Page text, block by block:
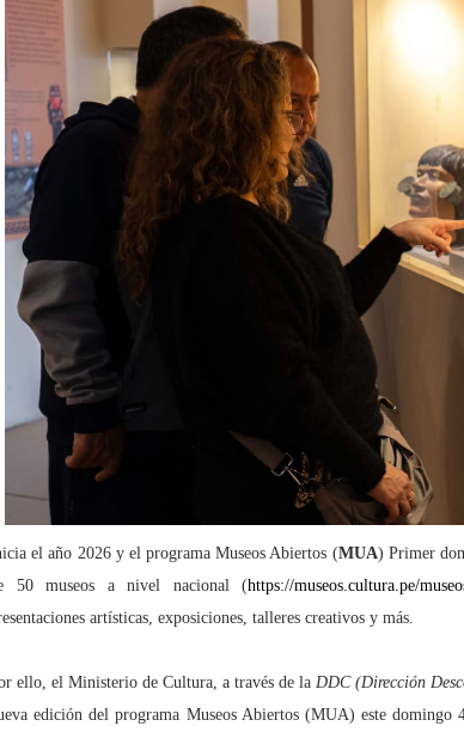
el año 2026 y el programa Museos Abiertos (MUA) Primer
50 museos a nivel nacional (https://museos.cultura.pe/
artísticas, exposiciones, talleres creativos y más.
ello, el Ministerio de Cultura, a través de laDDC (Dirección
edición del programa Museos Abiertos (MUA) este